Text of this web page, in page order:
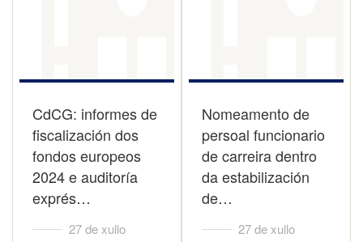
CdCG: informes de
fiscalización dos
fondos europeos
2024 e auditoría
exprés…
27 de xullo
Nomeamento de
persoal funcionario
de carreira dentro
da estabilización
de…
27 de xullo